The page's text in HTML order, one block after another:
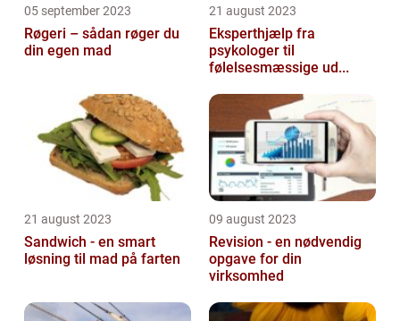
05 september 2023
Røgeri – sådan røger du
din egen mad
21 august 2023
Eksperthjælp fra
psykologer til
følelsesmæssige ud...
21 august 2023
Sandwich - en smart
løsning til mad på farten
09 august 2023
Revision - en nødvendig
opgave for din
virksomhed